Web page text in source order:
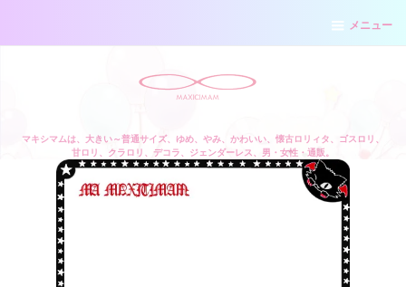
メニュー
マキシマムは、大きい～普通サイズ、ゆめ、やみ、かわいい、懐古ロリィタ、ゴスロリ、
甘ロリ、クラロリ、デコラ、ジェンダーレス、男・女性・通販。